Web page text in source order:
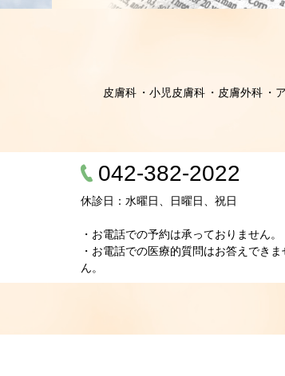
皮膚科 小児皮膚科 皮膚外科
042-382-2022
休診日：水曜日、日曜日、祝日
・お電話での予約は承っておりません。
・お電話での医療的質問はお答えできま
ん。